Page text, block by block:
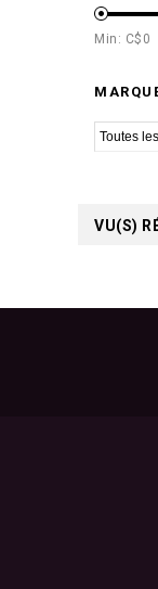
Min: C$ 0
VU(S)